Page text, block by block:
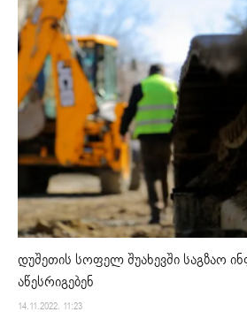
დუშეთის სოფელ შუახევში საგზაო
აწესრიგებენ
14.11.2022. 11:23